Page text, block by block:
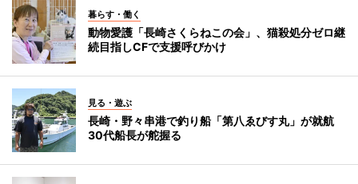
暮らす・働く
動物愛護「長崎さくらねこの会」、猫殺処分ゼロ継
続目指しCFで支援呼びかけ
見る・遊ぶ
長崎・野々串港で釣り船「第八ゑびす丸」が就航
30代船長が舵握る